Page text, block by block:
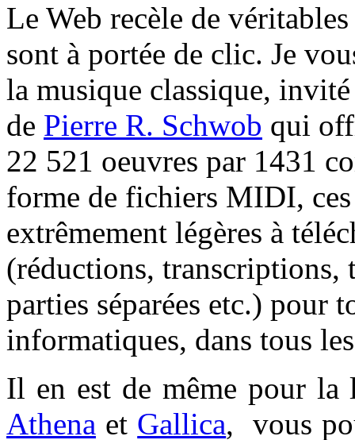
Le Web recèle de
sont à portée de clic. Je
la musique classique,
de Pierre R. Schwob qui
22 521 oeuvres par 1431
forme de fichiers MIDI,
extrêmement légères à
(réductions, transcriptions,
parties séparées etc.) pour
informatiques, dans tous
Il en est de même pour
Athena et Gallica, vous